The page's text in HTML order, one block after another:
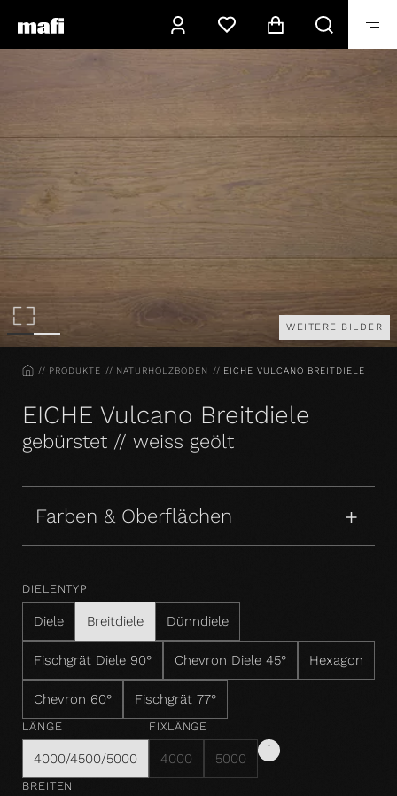
WEITERE BILDER
HOMEPRODUKTE NATURHOLZBÖDEN EICHE VULCANO BREITDIELE
EICHE Vulcano Breitdiele
gebürstet // weiss geölt
Farben & Oberflächen
DIELENTYP
Diele Breitdiele Dünndiele
Fischgrät Diele 90° Chevron Diele 45° Hexagon
Chevron 60° Fischgrät 77°
LÄNGE
4000/4500/5000
FIXLÄNGE
4000 5000
BREITEN